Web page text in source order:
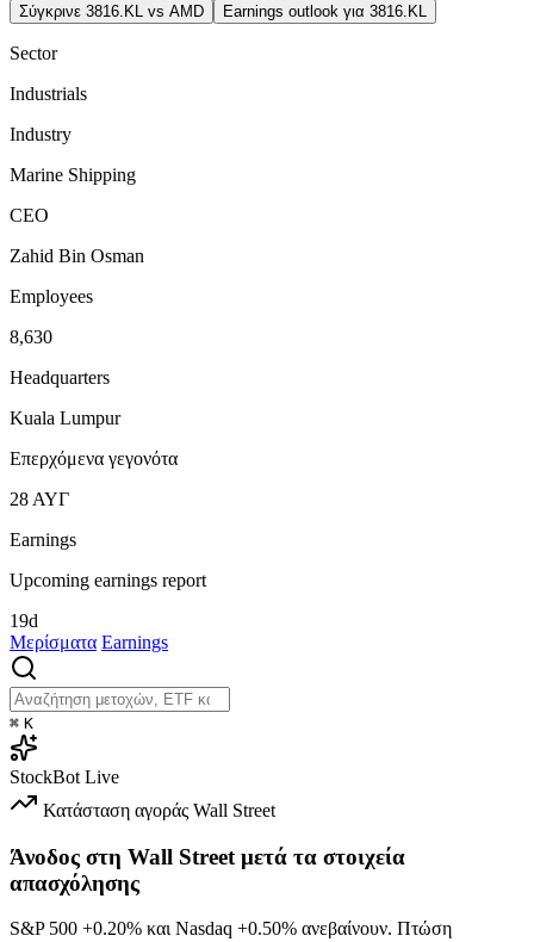
Σύγκρινε 3816.KL vs AMD
Earnings outlook για 3816.KL
Sector
Industrials
Industry
Marine Shipping
CEO
Zahid Bin Osman
Employees
8,630
Headquarters
Kuala Lumpur
Επερχόμενα γεγονότα
28 ΑΥΓ
Earnings
Upcoming earnings report
19d
Μερίσματα Earnings
⌘ K
StockBot Live
Κατάσταση αγοράς Wall Street
Άνοδος στη Wall Street μετά τα στοιχεία
απασχόλησης
S&P 500 +0.20% και Nasdaq +0.50% ανεβαίνουν. Πτώση